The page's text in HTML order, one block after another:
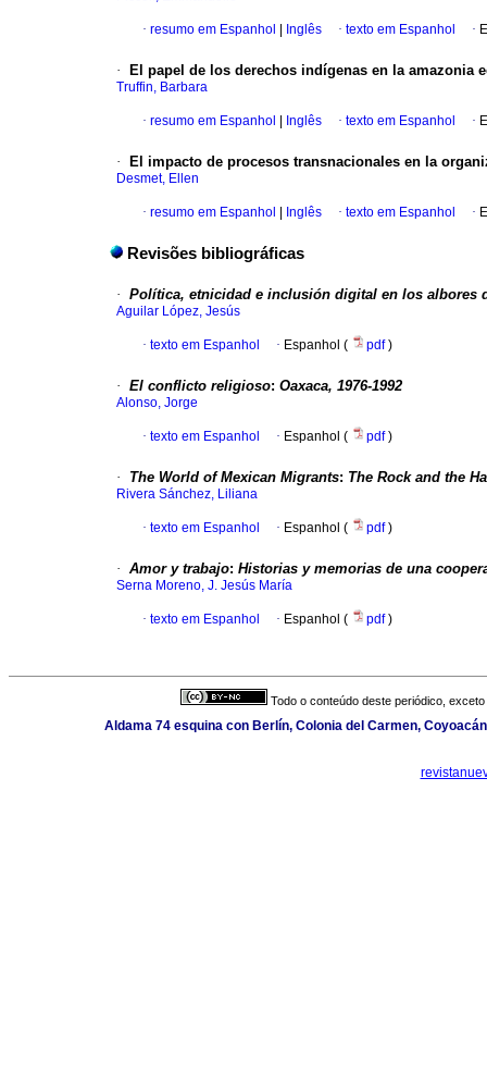
· resumo em Espanhol Inglês · texto em Espanhol ·
· El papel de los derechos indígenas en la amazonia
Truffin, Barbara
· resumo em Espanhol Inglês · texto em Espanhol ·
· El impacto de procesos transnacionales en la
Desmet, Ellen
· resumo em Espanhol Inglês · texto em Espanhol ·
Revisões bibliográficas
· Política, etnicidad e inclusión digital en los albores
Aguilar López, Jesús
· texto em Espanhol · Espanhol ( pdf)
· El conflicto religioso: Oaxaca, 1976-1992
Alonso, Jorge
· texto em Espanhol · Espanhol ( pdf)
· The World of Mexican Migrants: The Rock and the
Rivera Sánchez, Liliana
· texto em Espanhol · Espanhol ( pdf)
· Amor y trabajo: Historias y memorias de una
Serna Moreno, J. Jesús María
· texto em Espanhol · Espanhol ( pdf)
Todo o conteúdo deste periódico,
Aldama 74 esquina con Berlín, Colonia del Carmen,